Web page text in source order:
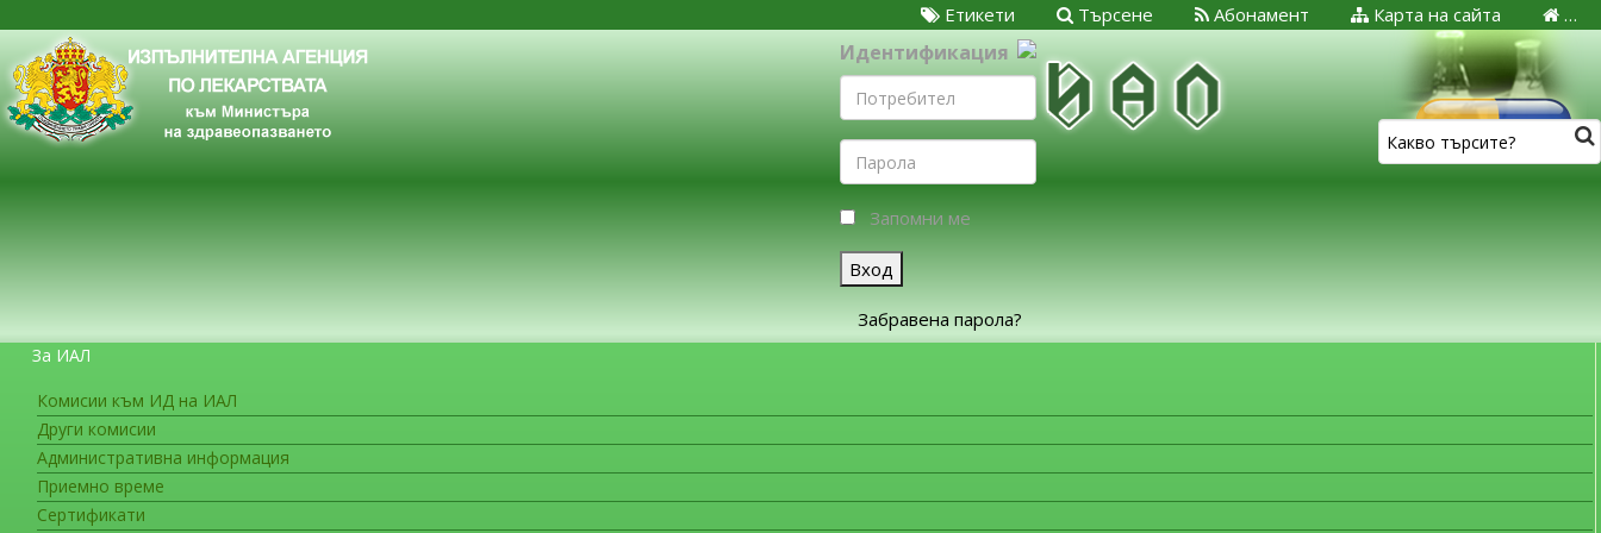
…
Карта на сайта
Абонамент
Търсене
Етикети
Идентификация
Запомни ме
Вход
Забравена парола?
За ИАЛ
Комисии към ИД на ИАЛ
Други комисии
Административна информация
Приемно време
Сертификати
ЗА ГРАЖДАНИТЕ